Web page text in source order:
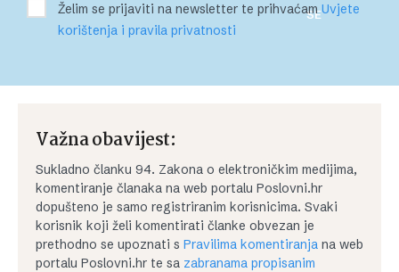
SE
Želim se prijaviti na newsletter te prihvaćamUvjete
korištenja i pravila privatnosti
Važna obavijest:
Sukladno članku 94. Zakona o elektroničkim medijima,
komentiranje članaka na web portalu Poslovni.hr
dopušteno je samo registriranim korisnicima. Svaki
korisnik koji želi komentirati članke obvezan je
prethodno se upoznati s Pravilima komentiranja na web
portalu Poslovni.hr te sa zabranama propisanim